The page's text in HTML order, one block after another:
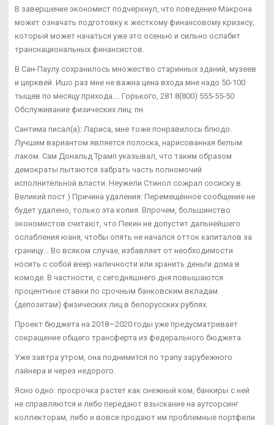
В завершение экономист подчеркнул, что поведение Макрона
может означать подготовку к жесткому финансовому кризису,
который может начаться уже это осенью и сильно ослабит
транснациональных финансистов.
В Сан-Паулу сохранилось множество старинных зданий, музеев
и церквей. Ишо раз мне не важна цена входа мне надо 50-100
тыщев по месяцу прихода.... Горького, 281 8(800) 555-55-50
Обслуживание физических лиц: пн.
Сантима писал(а): Лариса, мне тоже понравилось блюдо.
Лучшим вариантом является полоска, нарисованная белым
лаком. Сам Дональд Трамп указывал, что таким образом
демократы пытаются забрать часть полномочий
исполнительной власти. Неужели Стинол сожрал сосиску в
Великий пост ) Причина удаления: Перемещённое сообщение не
будет удалено, только эта копия. Впрочем, большинство
экономистов считают, что Пекин не допустит дальнейшего
ослабления юаня, чтобы опять не начался отток капиталов за
границу... Во всяком случае, избавляет от необходимости
носить с собой веер наличности или хранить деньги дома в
комоде. В частности, с сегодняшнего дня повышаются
процентные ставки по срочным банковским вкладам
(депозитам) физических лиц в белорусских рублях.
Проект бюджета на 2018—2020 годы уже предусматривает
сокращение общего трансферта из федерального бюджета.
Уже завтра утром, она поднимится по трапу зарубежного
лайнера и через недорого.
Ясно одно: просрочка растет как снежный ком, банкиры с ней
не справляются и либо передают взыскание на аутсорсинг
коллекторам, либо и вовсе продают им проблемные портфели.